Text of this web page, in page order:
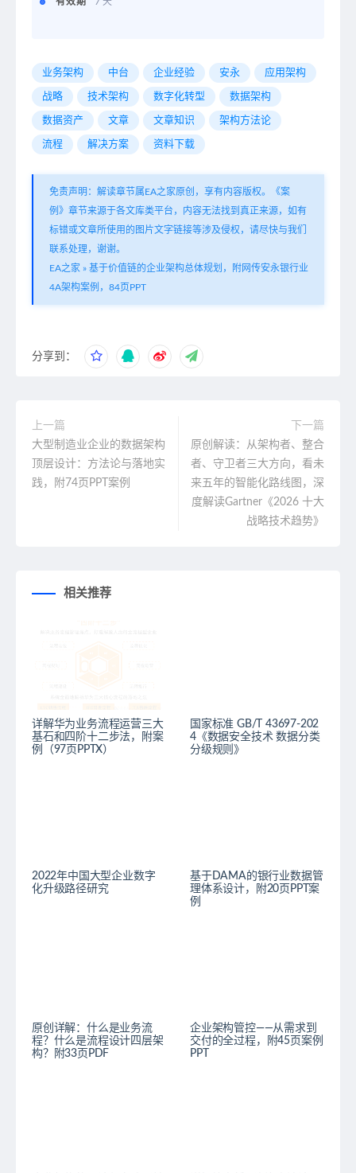
业务架构 中台 企业经验 安永 应用架构
战略 技术架构 数字化转型 数据架构
数据资产 文章 文章知识 架构方法论
流程 解决方案 资料下载
免责声明：解读章节属EA之家原创，享有内容版权。《案
例》章节来源于各文库类平台，内容无法找到真正来源，如有
标错或文章所使用的图片文字链接等涉及侵权，请尽快与我们
联系处理，谢谢。
EA之家 » 基于价值链的企业架构总体规划，附网传安永银行业
4A架构案例，84页PPT
分享到：
上一篇
大型制造业企业的数据架构
顶层设计：方法论与落地实
践，附74页PPT案例
下一篇
原创解读：从架构者、整合
者、守卫者三大方向，看未
来五年的智能化路线图，深
度解读Gartner《2026 十大
战略技术趋势》
相关推荐
详解华为业务流程运营三大
基石和四阶十二步法，附案
例（97页PPTX）
国家标准 GB/T 43697-202
4《数据安全技术 数据分类
分级规则》
2022年中国大型企业数字
化升级路径研究
基于DAMA的银行业数据管
理体系设计，附20页PPT案
例
原创详解：什么是业务流
程？什么是流程设计四层架
构？附33页PDF
企业架构管控——从需求到
交付的全过程，附45页案例
PPT